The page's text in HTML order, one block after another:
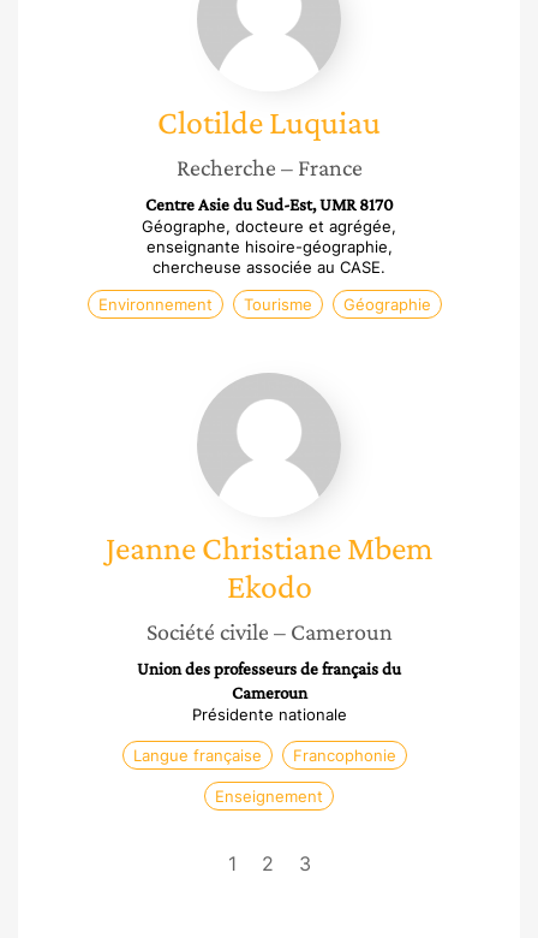
ClotildeLuquiau
Recherche – France
Centre Asie du Sud-Est, UMR 8170
Géographe, docteure et agrégée,
enseignante hisoire-géographie,
chercheuse associée au CASE.
Environnement
Tourisme Géographie
Jeanne
Christiane
Mbem
Ekodo
Jeanne Christiane Mbem
Ekodo
Société civile – Cameroun
Union des professeurs de français du
Cameroun
Présidente nationale
Langue française Francophonie
Enseignement
1 2 3